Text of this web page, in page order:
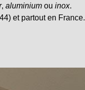
, aluminiumou inox.
et partout en France.